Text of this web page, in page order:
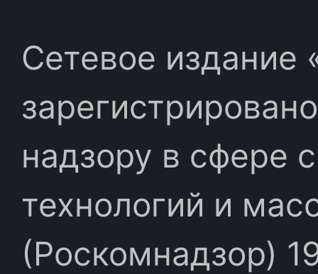
Сетевое издание
надзору в сфере
технологий и
(Роскомнадзор)